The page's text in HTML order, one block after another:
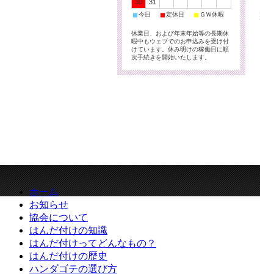
30 31
■ 今日 ■ 定休日 ■ ＧＷ休暇
休業日、および年末年始等の長期休
暇中もウェブでのお申込みを受け付
けています。休み明けの稼働日に順
次手続きを開始いたします。